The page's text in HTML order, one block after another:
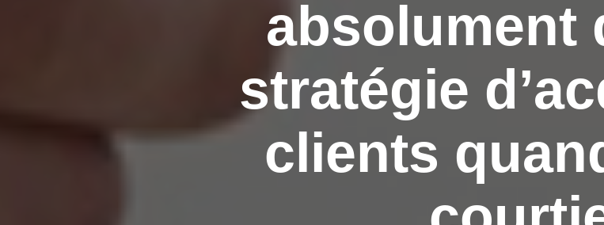
absolument
stratégie
clients